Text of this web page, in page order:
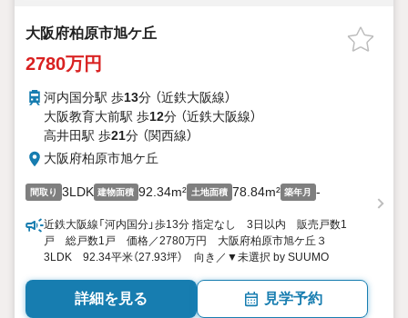
大阪府柏原市旭ケ丘
2780万円
河内国分駅 歩13分 （近鉄大阪線）
大阪教育大前駅 歩12分 （近鉄大阪線）
高井田駅 歩21分 （関西線）
大阪府柏原市旭ケ丘
間取り 3LDK 建物面積 92.34m² 土地面積 78.84m² 築年月 -
近鉄大阪線「河内国分」歩13分 指定なし 3日以内 販売戸数1
戸 総戸数1戸 価格／2780万円 大阪府柏原市旭ケ丘３
3LDK 92.34平米（27.93坪） 向き／▼未選択 by SUUMO
詳細を見る 見学予約